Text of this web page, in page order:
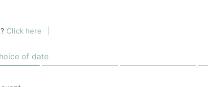
Click here
of date